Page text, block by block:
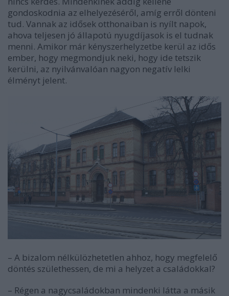
gondoskodnia az elhelyezéséről, amíg erről dönteni
tud. Vannak az idősek otthonaiban is nyílt napok,
ahova teljesen jó állapotú nyugdíjasok is el tudnak
menni. Amikor már kényszerhelyzetbe kerül az idős
ember, hogy megmondjuk neki, hogy ide tetszik
kerülni, az nyilvánvalóan nagyon negatív lelki
élményt jelent.
– A bizalom nélkülözhetetlen ahhoz, hogy megfelelő
döntés születhessen, de mi a helyzet a családokkal?
– Régen a nagycsaládokban mindenki látta a másik